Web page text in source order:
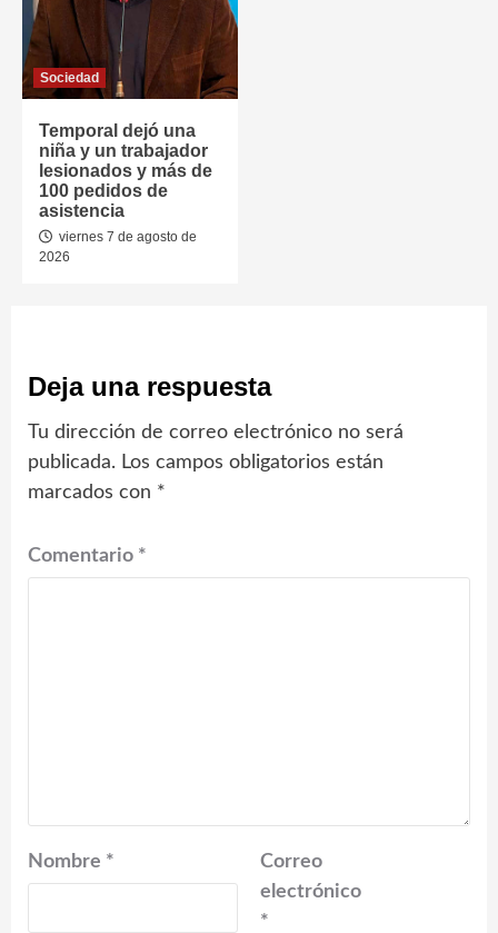
Sociedad
Temporal dejó una
niña y un trabajador
lesionados y más de
100 pedidos de
asistencia
viernes 7 de agosto de
2026
Deja una respuesta
Tu dirección de correo electrónico no será
publicada. Los campos obligatorios están
marcados con *
Comentario *
Nombre *
Correo
electrónico
*